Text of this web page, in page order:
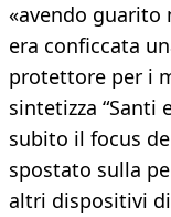
«avendo guarito
era conficcata
protettore per i
sintetizza “Santi
subito il focus
spostato sulla
altri dispositivi